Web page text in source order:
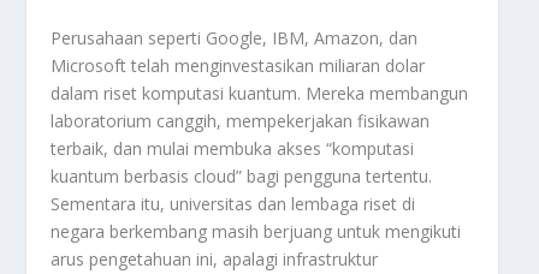
Perusahaan seperti Google, IBM, Amazon, dan
Microsoft telah menginvestasikan miliaran dolar
dalam riset komputasi kuantum. Mereka membangun
laboratorium canggih, mempekerjakan fisikawan
terbaik, dan mulai membuka akses “komputasi
kuantum berbasis cloud” bagi pengguna tertentu.
Sementara itu, universitas dan lembaga riset di
negara berkembang masih berjuang untuk mengikuti
arus pengetahuan ini, apalagi infrastruktur